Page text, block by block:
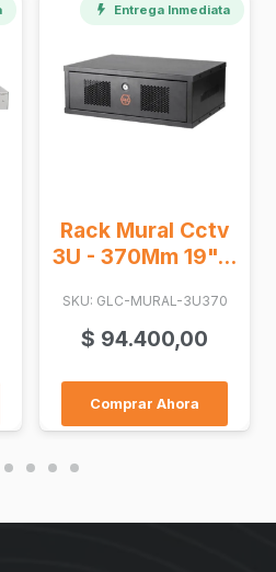
Entrega Inmediata
Rack Mural Cctv
3U - 370Mm 19"...
SKU: GLC-MURAL-3U370
94.400,00
Comprar Ahora